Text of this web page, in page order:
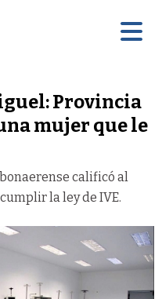
Provincia
mujer que le
calificó al
la ley de IVE.